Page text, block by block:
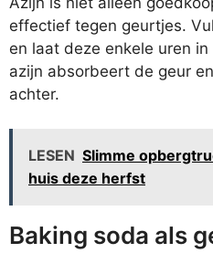
effectief tegen geurtjes.
en laat deze enkele uren
azijn absorbeert de geur
achter.
LESEN Slimme
huis deze herfst
Baking soda als